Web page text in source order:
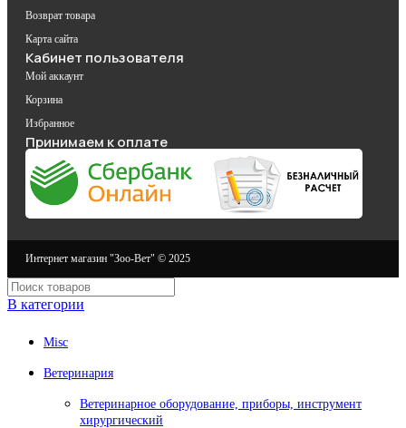
Возврат товара
Карта сайта
Кабинет пользователя
Мой аккаунт
Корзина
Избранное
Принимаем к оплате
Интернет магазин "Зоо-Вет" © 2025
В категории
Misc
Ветеринария
Ветеринарное оборудование, приборы, инструмент
хирургический